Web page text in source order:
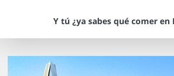
Y tú ¿ya sabes qué comer en